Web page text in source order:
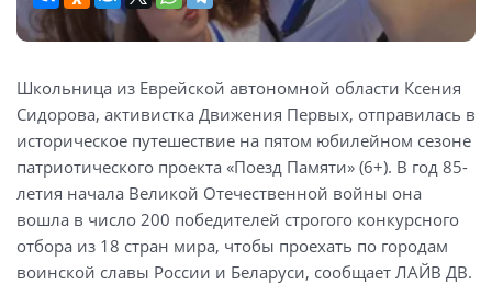
Школьница из Еврейской автономной области Ксения
Сидорова, активистка Движения Первых, отправилась в
историческое путешествие на пятом юбилейном сезоне
патриотического проекта «Поезд Памяти» (6+). В год 85-
летия начала Великой Отечественной войны она
вошла в число 200 победителей строгого конкурсного
отбора из 18 стран мира, чтобы проехать по городам
воинской славы России и Беларуси, сообщает ЛАЙВ ДВ.